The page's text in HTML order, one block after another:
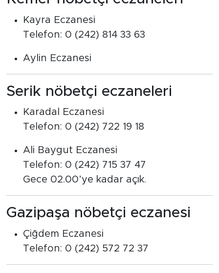
Kayra Eczanesi
Telefon: 0 (242) 814 33 63
Aylin Eczanesi
Serik nöbetçi eczaneleri
Karadal Eczanesi
Telefon: 0 (242) 722 19 18
Ali Baygut Eczanesi
Telefon: 0 (242) 715 37 47
Gece 02.00’ye kadar açık.
Gazipaşa nöbetçi eczanesi
Çiğdem Eczanesi
Telefon: 0 (242) 572 72 37